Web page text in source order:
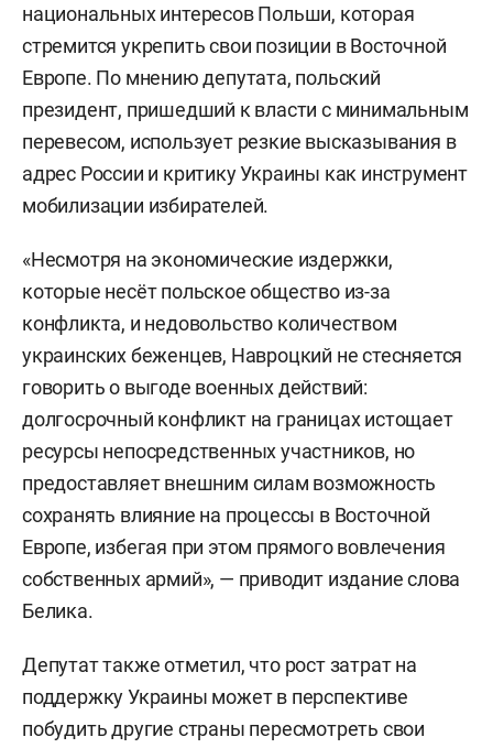
национальных интересов Польши, которая
стремится укрепить свои позиции в Восточной
Европе. По мнению депутата, польский
президент, пришедший к власти с минимальным
перевесом, использует резкие высказывания в
адрес России и критику Украины как инструмент
мобилизации избирателей.
«Несмотря на экономические издержки,
которые несёт польское общество из-за
конфликта, и недовольство количеством
украинских беженцев, Навроцкий не стесняется
говорить о выгоде военных действий:
долгосрочный конфликт на границах истощает
ресурсы непосредственных участников, но
предоставляет внешним силам возможность
сохранять влияние на процессы в Восточной
Европе, избегая при этом прямого вовлечения
собственных армий», — приводит издание слова
Белика.
Депутат также отметил, что рост затрат на
поддержку Украины может в перспективе
побудить другие страны пересмотреть свои